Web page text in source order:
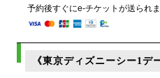
予約後すぐにe-チケットが送られ
《東京ディズニーシー1